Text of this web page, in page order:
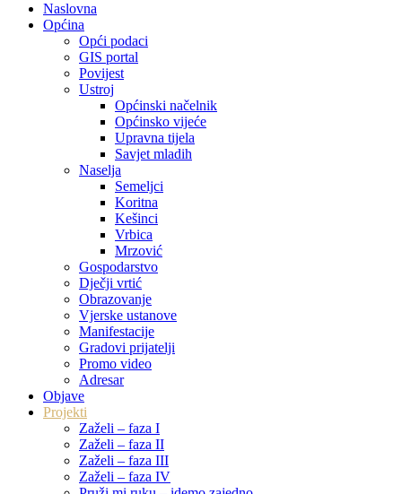
Naslovna
Općina
Opći podaci
GIS portal
Povijest
Ustroj
Općinski načelnik
Općinsko vijeće
Upravna tijela
Savjet mladih
Naselja
Semeljci
Koritna
Kešinci
Vrbica
Mrzović
Gospodarstvo
Dječji vrtić
Obrazovanje
Vjerske ustanove
Manifestacije
Gradovi prijatelji
Promo video
Adresar
Objave
Projekti
Zaželi – faza I
Zaželi – faza II
Zaželi – faza III
Zaželi – faza IV